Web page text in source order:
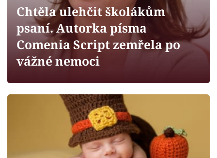
Sledujte prima+
Filmový festival Karlovy Vary
Mámy sobě
Chtěla ulehčit školákům
psaní. Autorka písma
Comenia Script zemřela po
vážné nemoci